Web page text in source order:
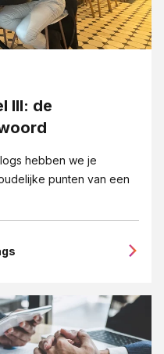
III: de
hebben we je
punten van een